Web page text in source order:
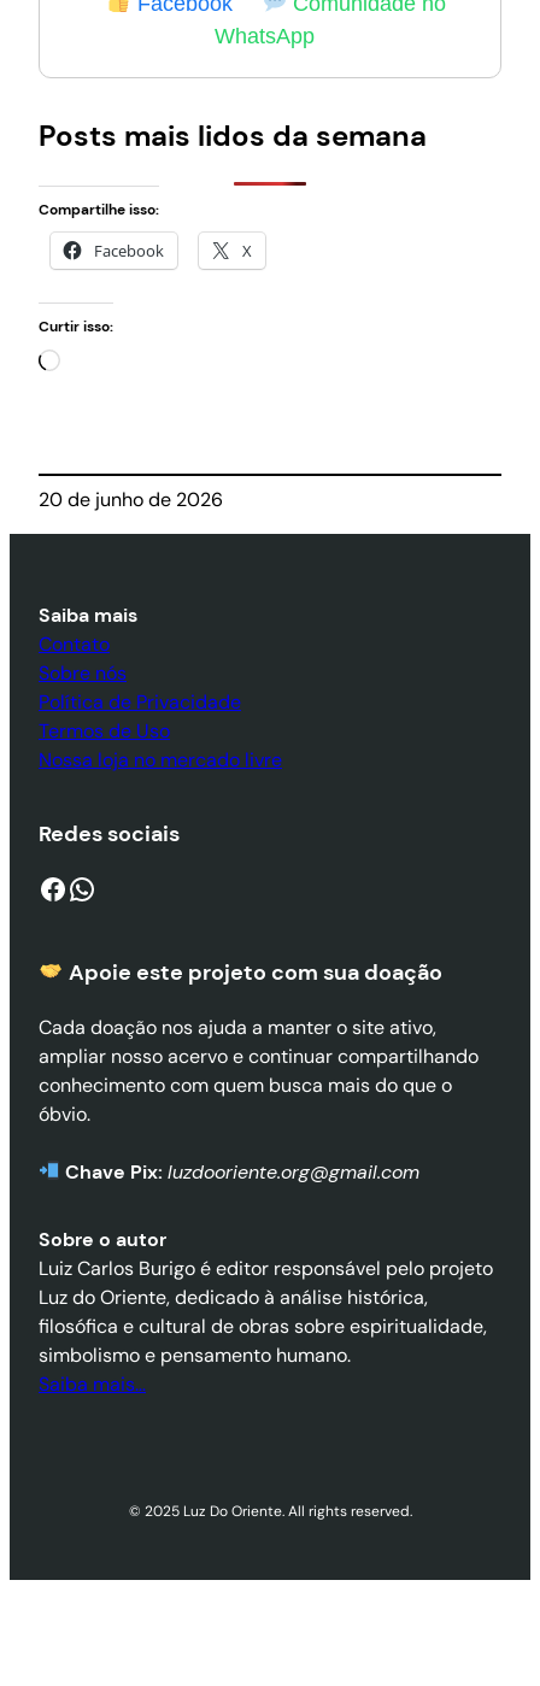
WhatsApp
Posts mais lidos da semana
Compartilhe isso:
Facebook X
Curtir isso:
Carregando…
20 de junho de 2026
Saiba mais
Contato
Sobre nós
Política de Privacidade
Termos de Uso
Nossa loja no mercado livre
Redes sociais
Facebook WhatsApp
Apoie este projeto com sua doação
Cada doação nos ajuda a manter o site ativo,
ampliar nosso acervo e continuar compartilhando
conhecimento com quem busca mais do que o
óbvio.
Chave Pix: luzdooriente.org@gmail.com
Sobre o autor
Luiz Carlos Burigo é editor responsável pelo projeto
Luz do Oriente, dedicado à análise histórica,
filosófica e cultural de obras sobre espiritualidade,
simbolismo e pensamento humano.
Saiba mais…
© 2025 Luz Do Oriente. All rights reserved.